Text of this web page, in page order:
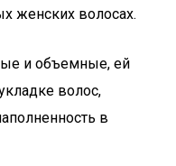
женских волосах.
и объемные, ей
волос,
в